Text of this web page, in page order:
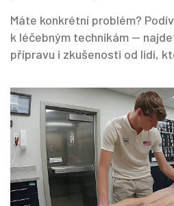
Máte konkrétní problém?
k léčebným technikám —
přípravu i zkušenosti od lidí,